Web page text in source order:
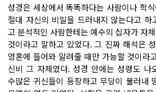
성경은 세상에서 똑똑하다는 사람이나 학
절대 자신의 비밀을 드러내지 않는다고 하
고 분석적인 사람한테는 예수의 십자가 자
것이라고 말하고 있었다. 그 진짜 해석은
영혼에 들어와 알려줄 때만 가능할 것이라
신비 그 자체였다. 성경 안에는 성령도 나
수많은 귀신들이 등장하고 무당이 불러내